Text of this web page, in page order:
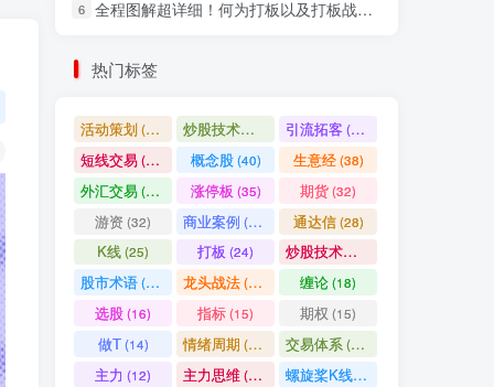
6 全程图解超详细！何为打板以及打板战法的精髓
热门标签
活动策划(49) 炒股技术指标 (48)引流拓客(46)
短线交易(40) 概念股(40) 生意经(38)
外汇交易(37) 涨停板 (35) 期货(32)
游资 (32) 商业案例 (30) 通达信(28)
K线(25) 打板 (24) 炒股技术形态
股市术语(21) 龙头战法(20) 缠论(18)
选股(16) 指标(15) 期权 (15)
做T(14) 情绪周期 (14) 交易体系(12)
主力 (12) 主力思维(12) 螺旋桨K线
(11)
七日阅读量排名
满足你的好奇心
热门文章 最新发布 随机推荐
超级简单！同花顺K线界面显示行业概念指标代码图解